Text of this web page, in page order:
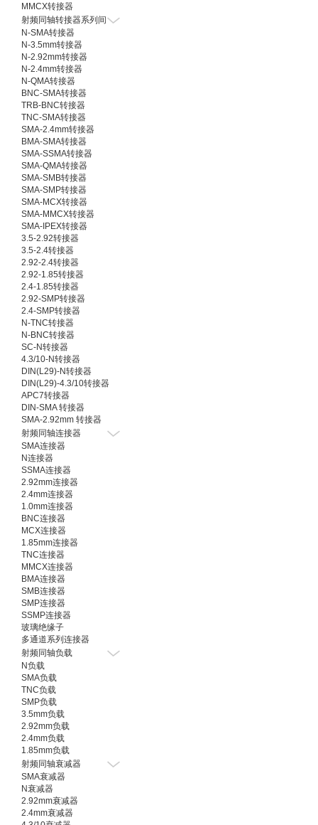
MMCX转接器
射频同轴转接器系列间
N-SMA转接器
N-3.5mm转接器
N-2.92mm转接器
N-2.4mm转接器
N-QMA转接器
BNC-SMA转接器
TRB-BNC转接器
TNC-SMA转接器
SMA-2.4mm转接器
BMA-SMA转接器
SMA-SSMA转接器
SMA-QMA转接器
SMA-SMB转接器
SMA-SMP转接器
SMA-MCX转接器
SMA-MMCX转接器
SMA-IPEX转接器
3.5-2.92转接器
3.5-2.4转接器
2.92-2.4转接器
2.92-1.85转接器
2.4-1.85转接器
2.92-SMP转接器
2.4-SMP转接器
N-TNC转接器
N-BNC转接器
SC-N转接器
4.3/10-N转接器
DIN(L29)-N转接器
DIN(L29)-4.3/10转接器
APC7转接器
DIN-SMA 转接器
SMA-2.92mm 转接器
射频同轴连接器
SMA连接器
N连接器
SSMA连接器
2.92mm连接器
2.4mm连接器
1.0mm连接器
BNC连接器
MCX连接器
1.85mm连接器
TNC连接器
MMCX连接器
BMA连接器
SMB连接器
SMP连接器
SSMP连接器
玻璃绝缘子
多通道系列连接器
射频同轴负载
N负载
SMA负载
TNC负载
SMP负载
3.5mm负载
2.92mm负载
2.4mm负载
1.85mm负载
射频同轴衰减器
SMA衰减器
N衰减器
2.92mm衰减器
2.4mm衰减器